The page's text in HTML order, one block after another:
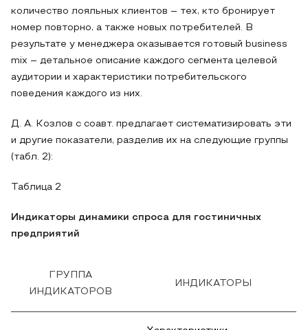
количество лояльных клиентов – тех, кто бронирует
номер повторно, а также новых потребителей. В
результате у менеджера оказывается готовый business
mix – детальное описание каждого сегмента целевой
аудитории и характеристики потребительского
поведения каждого из них.
Д. А. Козлов с соавт. предлагает систематизировать эти
и другие показатели, разделив их на следующие группы
(табл. 2):
Таблица 2
Индикаторы динамики спроса для гостиничных
предприятий
ГРУППА
ИНДИКАТОРОВ
ИНДИКАТОРЫ